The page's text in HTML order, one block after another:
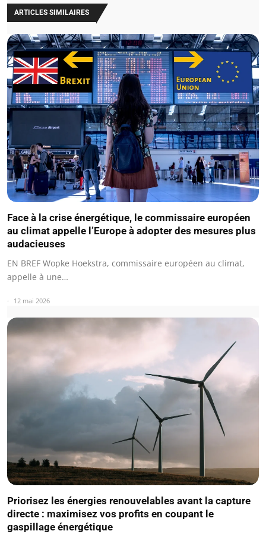
ARTICLES SIMILAIRES
Face à la crise énergétique, le commissaire européen
au climat appelle l’Europe à adopter des mesures plus
audacieuses
EN BREF Wopke Hoekstra, commissaire européen au climat,
appelle à une…
12 mai 2026
Priorisez les énergies renouvelables avant la capture
directe : maximisez vos profits en coupant le
gaspillage énergétique